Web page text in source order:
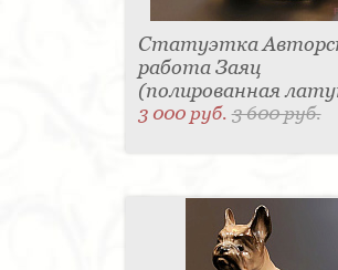
Статуэтка
работа Заяц
(полированная
3 000 руб.3 600 руб.